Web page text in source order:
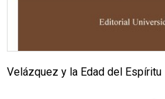
Velázquez y la Edad del Espíritu